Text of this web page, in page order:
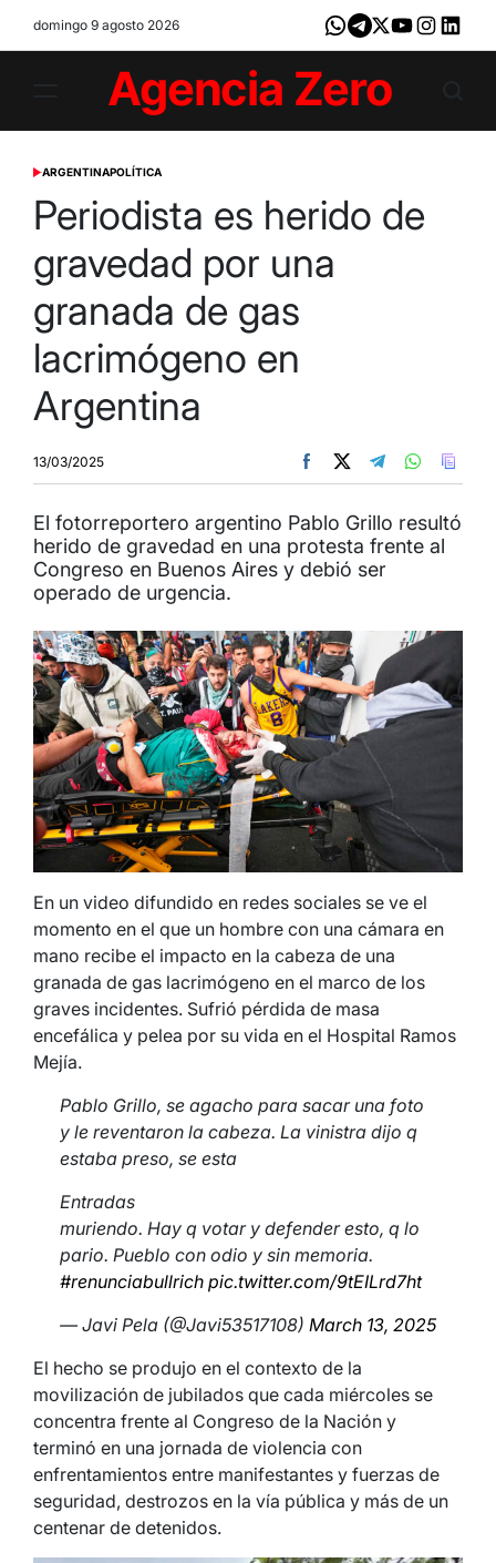
domingo 9 agosto 2026 Whatsapp
Telegram
X YoutubeInstagram
Zero
POSTED
ARGENTINAPOLÍTICA
Periodista es herido de
gravedad por una
granada de gas
lacrimógeno en
Argentina
13/03/2025
El fotorreportero argentino Pablo Grillo resultó
herido de gravedad en una protesta frente al
Congreso en Buenos Aires y debió ser
operado de urgencia.
En un video difundido en redes sociales se ve el
momento en el que un hombre con una cámara en
mano recibe el impacto en la cabeza de una
granada de gas lacrimógeno en el marco de los
graves incidentes. Sufrió pérdida de masa
encefálica y pelea por su vida en el Hospital Ramos
Mejía.
Pablo Grillo, se agacho para sacar una foto
y le reventaron la cabeza. La vinistra dijo q
estaba preso, se esta
Entradas
muriendo. Hay q votar y defender esto, q lo
pario. Pueblo con odio y sin memoria.
#renunciabullrich pic.twitter.com/9tEILrd7ht
— Javi Pela (@Javi53517108) March 13, 2025
El hecho se produjo en el contexto de la
movilización de jubilados que cada miércoles se
concentra frente al Congreso de la Nación y
terminó en una jornada de violencia con
enfrentamientos entre manifestantes y fuerzas de
seguridad, destrozos en la vía pública y más de un
centenar de detenidos.